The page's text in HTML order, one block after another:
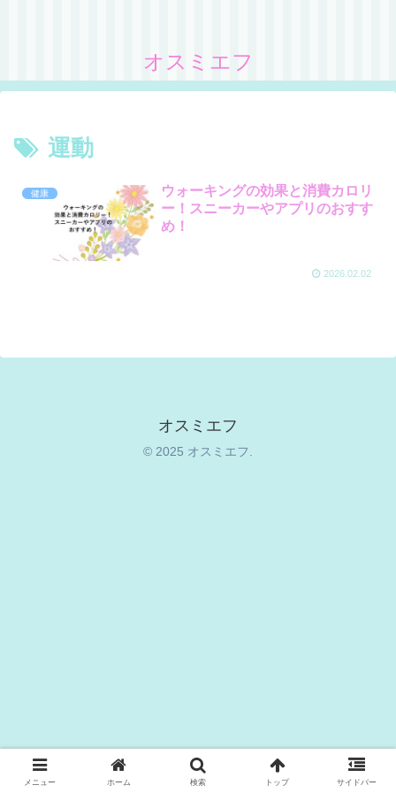
オスミエフ
運動
健康
ウォーキングの効果と消費カロリ
ー！スニーカーやアプリのおすす
め！
2026.02.02
オスミエフ
© 2025 オスミエフ.
メニュー ホーム 検索 トップ サイドバー